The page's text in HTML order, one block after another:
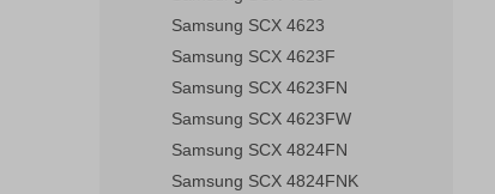
Samsung SCX 4623
Samsung SCX 4623F
Samsung SCX 4623FN
Samsung SCX 4623FW
Samsung SCX 4824FN
Samsung SCX 4824FNK